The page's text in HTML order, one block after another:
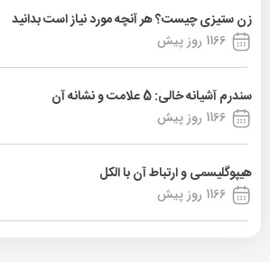
زن ستیزی چیست؟ هر آنچه مورد نیاز است بدانید
1166 روز پیش
سندرم آشیانه خالی: 5 علامت و نشانه آن
1166 روز پیش
هیپوگلیسمی و ارتباط آن با الکل
1166 روز پیش